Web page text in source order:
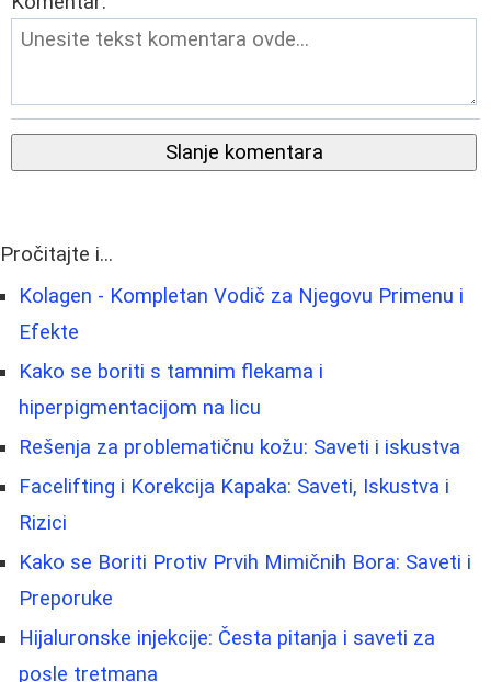
Slanje komentara
Pročitajte i...
Kolagen - Kompletan Vodič za Njegovu Primenu i
Efekte
Kako se boriti s tamnim flekama i
hiperpigmentacijom na licu
Rešenja za problematičnu kožu: Saveti i iskustva
Facelifting i Korekcija Kapaka: Saveti, Iskustva i
Rizici
Kako se Boriti Protiv Prvih Mimičnih Bora: Saveti i
Preporuke
Hijaluronske injekcije: Česta pitanja i saveti za
posle tretmana